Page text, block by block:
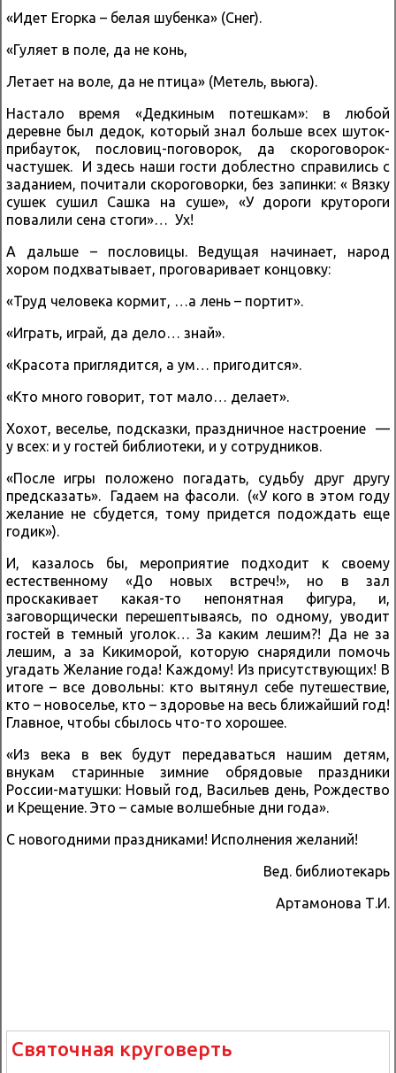
«Идет Егорка – белая шубенка» (Снег).
«Гуляет в поле, да не конь,
Летает на воле, да не птица» (Метель, вьюга).
Настало время «Дедкиным потешкам»: в любой
деревне был дедок, который знал больше всех шуток-
прибауток, пословиц-поговорок, да скороговорок-
частушек. И здесь наши гости доблестно справились с
заданием, почитали скороговорки, без запинки: « Вязку
сушек сушил Сашка на суше», «У дороги крутороги
повалили сена стоги»… Ух!
А дальше – пословицы. Ведущая начинает, народ
хором подхватывает, проговаривает концовку:
«Труд человека кормит, …а лень – портит».
«Играть, играй, да дело… знай».
«Красота приглядится, а ум… пригодится».
«Кто много говорит, тот мало… делает».
Хохот, веселье, подсказки, праздничное настроение —
у всех: и у гостей библиотеки, и у сотрудников.
«После игры положено погадать, судьбу друг другу
предсказать». Гадаем на фасоли. («У кого в этом году
желание не сбудется, тому придется подождать еще
годик»).
И, казалось бы, мероприятие подходит к своему
естественному «До новых встреч!», но в зал
проскакивает какая-то непонятная фигура, и,
заговорщически перешептываясь, по одному, уводит
гостей в темный уголок… За каким лешим?! Да не за
лешим, а за Кикиморой, которую снарядили помочь
угадать Желание года! Каждому! Из присутствующих! В
итоге – все довольны: кто вытянул себе путешествие,
кто – новоселье, кто – здоровье на весь ближайший год!
Главное, чтобы сбылось что-то хорошее.
«Из века в век будут передаваться нашим детям,
внукам старинные зимние обрядовые праздники
России-матушки: Новый год, Васильев день, Рождество
и Крещение. Это – самые волшебные дни года».
С новогодними праздниками! Исполнения желаний!
Вед. библиотекарь
Артамонова Т.И.
Святочная круговерть